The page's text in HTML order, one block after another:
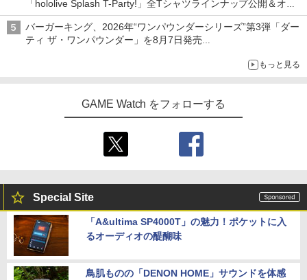
「hololive Splash T-Party!」全Tシャツラインナップ公開＆オン
ライン販売開始
バーガーキング、2026年“ワンパウンダーシリーズ”第3弾「ダー
ティ ザ・ワンパウンダー」を8月7日発売
もっと見る
GAME Watch をフォローする
Special Site
「A&ultima SP4000T」の魅力！ポケットに入
るオーディオの醍醐味
鳥肌ものの「DENON HOME」サウンドを体感